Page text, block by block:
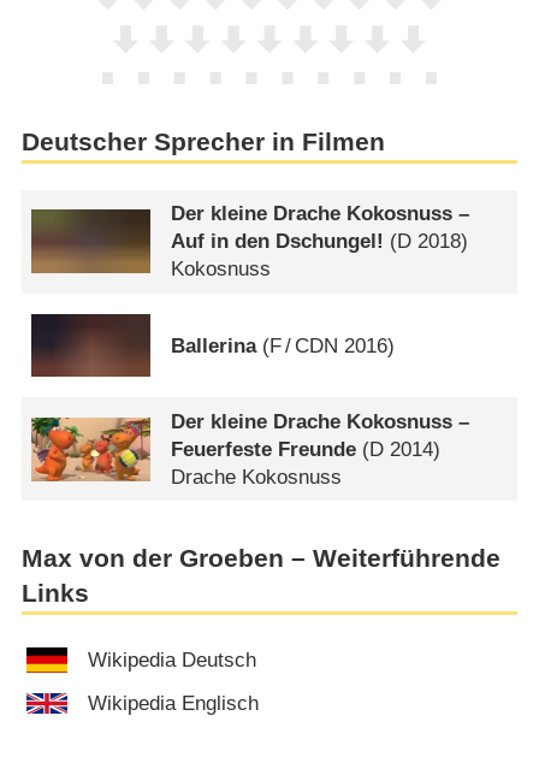
Deutscher Sprecher in Filmen
Der kleine Drache Kokosnuss –
Auf in den Dschungel! (D 2018)
Kokosnuss
Ballerina(F/ CDN 2016)
Der kleine Drache Kokosnuss –
Feuerfeste Freunde (D 2014)
Drache Kokosnuss
Max von der Groeben – Weiterführende
Links
Wikipedia Deutsch
Wikipedia Englisch